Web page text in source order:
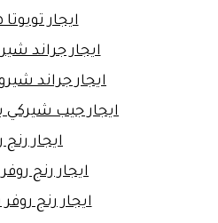
ايجار
ايجار جراند
ايجار جراند
ايجار جيب
ايجار رنج
ايجار رنج
ايجار رنج روفر